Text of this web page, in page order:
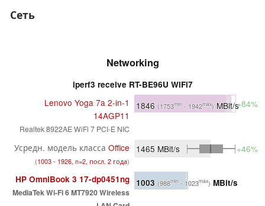
Сеть
Networking
iperf3 receive RT-BE96U WiFi7
Lenovo Yoga 7a 2-in-1
14AGP11
Realtek 8922AE WiFi 7 PCI-E NIC
1846 (1753min - 1942max) MBit/s+84%
Усредн. модель класса Office
(1003 - 1926, n=2, посл. 2 года)
1465 MBit/s +46%
HP OmniBook 3 17-dp0451ng
MediaTek Wi-Fi 6 MT7920 Wireless
1003 (988min - 1023max) MBit/s